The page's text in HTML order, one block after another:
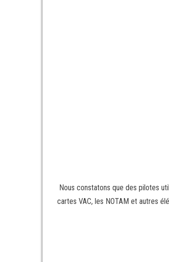
Nous constatons que des pilotes
cartes VAC, les NOTAM et autres